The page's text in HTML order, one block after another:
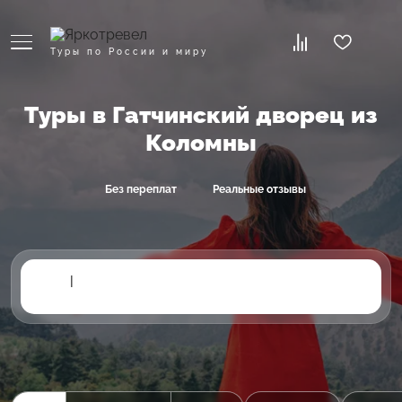
Туры по России и миру
Туры в Гатчинский дворец из
Коломны
Без переплат Реальные отзывы
|